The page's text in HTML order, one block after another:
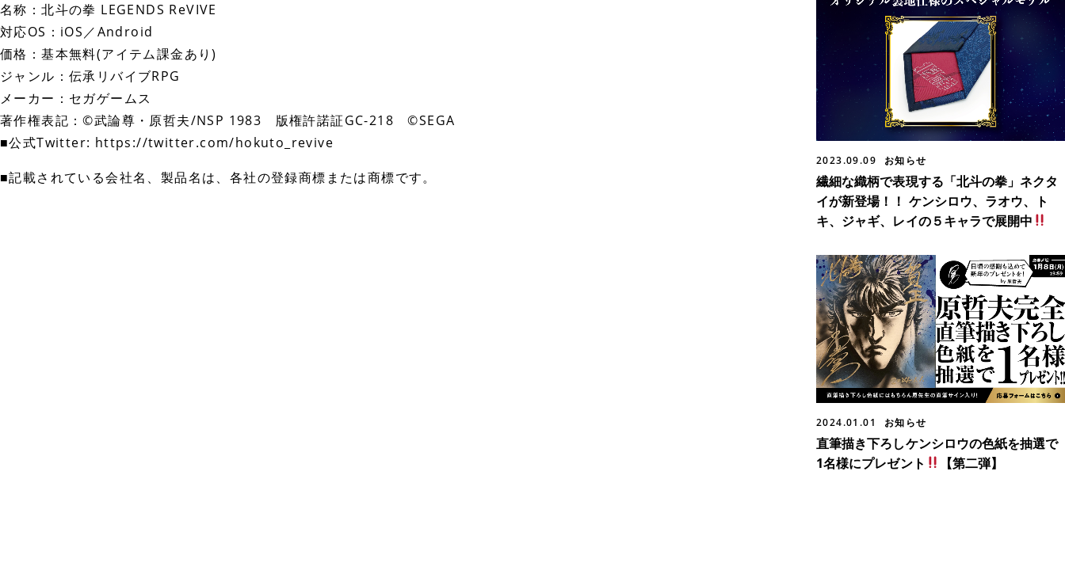
名称：北斗の拳 LEGENDS ReVIVE
対応OS：iOS／Android
価格：基本無料(アイテム課金あり)
ジャンル：伝承リバイブRPG
メーカー：セガゲームス
著作権表記：©武論尊・原哲夫/NSP 1983 版権許諾証GC-218 ©SEGA
■公式Twitter: https://twitter.com/hokuto_revive
■記載されている会社名、製品名は、各社の登録商標または商標です。
2023.09.09 お知らせ
繊細な織柄で表現する「北斗の拳」ネクタ
イが新登場！！ ケンシロウ、ラオウ、ト
キ、ジャギ、レイの５キャラで展開中
2024.01.01 お知らせ
直筆描き下ろしケンシロウの色紙を抽選で
1名様にプレゼント
【第二弾】